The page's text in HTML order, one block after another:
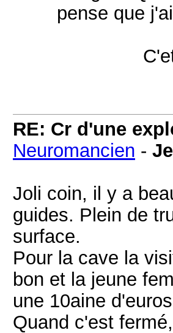
pense que
RE: Cr d'une
Neuromancien -
Joli coin, il y a
guides. Plein de
surface.
Pour la cave la
bon et la jeune
une 10aine
Quand c'est